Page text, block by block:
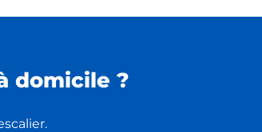
domicile ?